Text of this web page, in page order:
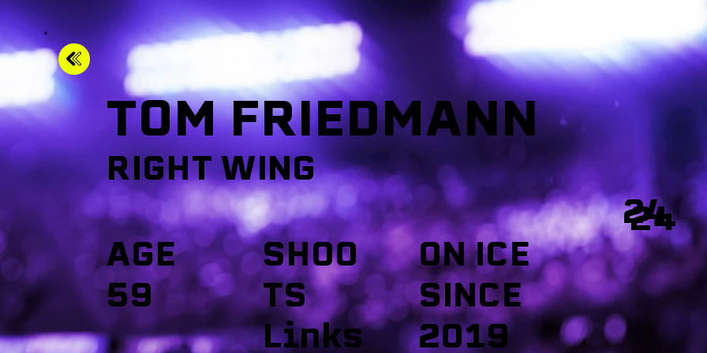
24
24
TOM FRIEDMANN
RIGHT WING
AGE
59
SHOO
TS
Links
ON ICE
SINCE
2019